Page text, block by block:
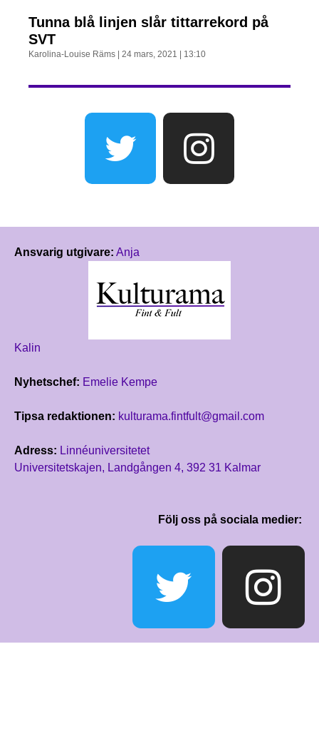
Tunna blå linjen slår tittarrekord på
SVT
Karolina-Louise Räms 24 mars, 2021 13:10
Ansvarig utgivare: Anja
Kalin
Nyhetschef: Emelie Kempe
Tipsa redaktionen: kulturama.fintfult@gmail.com
Adress: Linnéuniversitetet
Universitetskajen, Landgången 4, 392 31 Kalmar
Följ oss på sociala medier: